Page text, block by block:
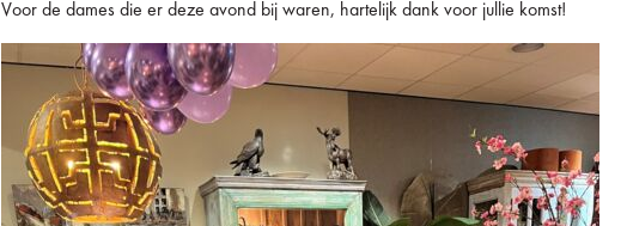
Voor de dames die er deze avond bij waren, hartelijk dank voor jullie komst!